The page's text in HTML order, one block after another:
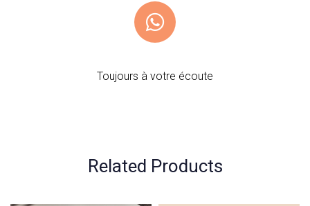
Toujours à votre écoute
Related Products